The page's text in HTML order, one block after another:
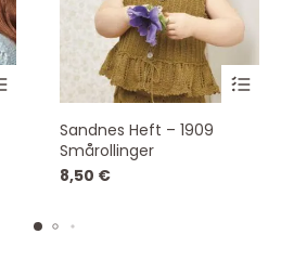
Sandnes Heft – 1909
Smårollinger
8,50 €